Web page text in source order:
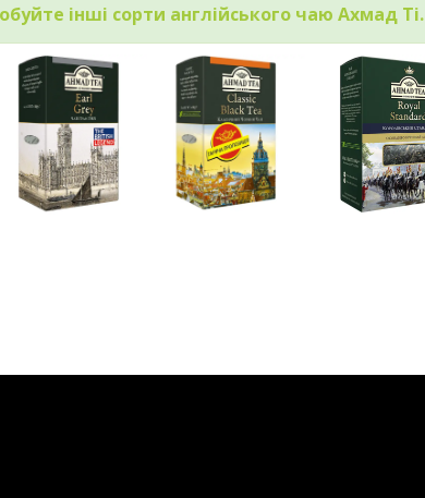
інші сорти англійського чаю Ахмад Ті.